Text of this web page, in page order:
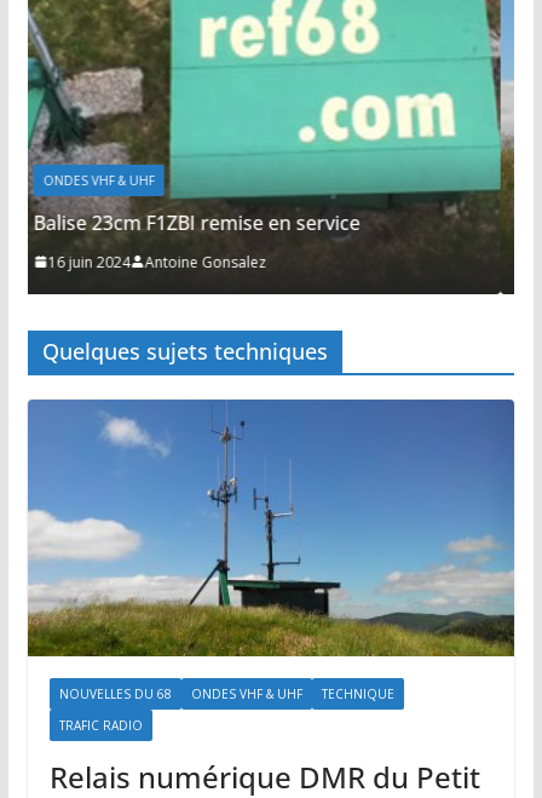
NOUVELLES DU 68 ONDES VHF & UHF
TECHNIQUE
TRAFIC RADIO
Relais numérique DMR du Petit Ballon
15 juin 2024 Antoine Gonsalez
Quelques sujets techniques
NOUVELLES DU 68 ONDES VHF & UHF
TECHNIQUE
TRAFIC RADIO
Relais numérique DMR du Petit